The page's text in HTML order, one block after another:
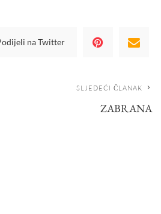
na Twitter
SLJEDEĆI ČLANAK
ZABRANA